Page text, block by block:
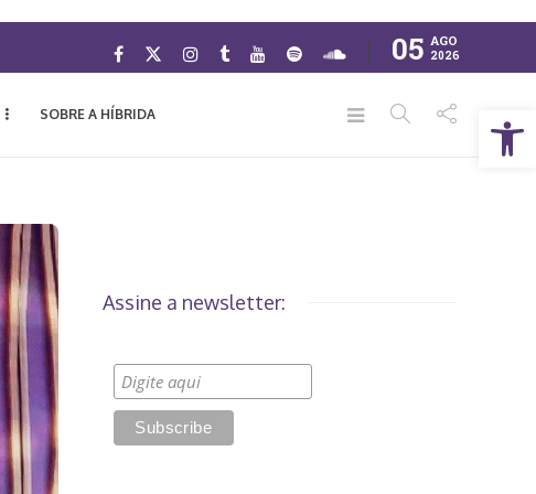
Abrir a barra de ferramentas
05 AGO
2026
SOBRE A HÍBRIDA
Assine a newsletter: